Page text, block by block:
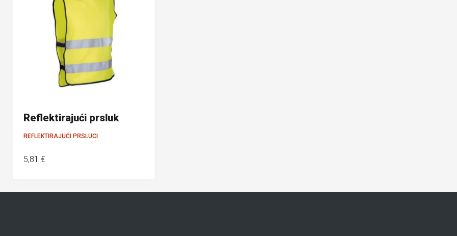
Reflektirajući prsluk
REFLEKTIRAJUĆI PRSLUCI
5,81 €